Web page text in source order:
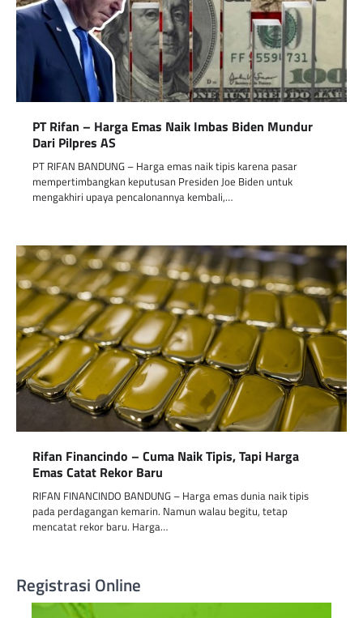
PT Rifan – Harga Emas Naik Imbas Biden Mundur
Dari Pilpres AS
PT RIFAN BANDUNG – Harga emas naik tipis karena pasar
mempertimbangkan keputusan Presiden Joe Biden untuk
mengakhiri upaya pencalonannya kembali,…
Rifan Financindo – Cuma Naik Tipis, Tapi Harga
Emas Catat Rekor Baru
RIFAN FINANCINDO BANDUNG – Harga emas dunia naik tipis
pada perdagangan kemarin. Namun walau begitu, tetap
mencatat rekor baru. Harga…
Registrasi Online